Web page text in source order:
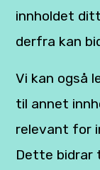
innholdet
derfra kan
Vi kan også
til annet
relevant for
Dette bidrar